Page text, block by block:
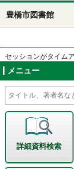
豊橋市図書館
セッションがタイム
メニュー
詳細資料検索